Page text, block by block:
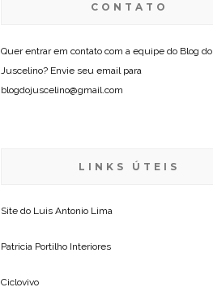
CONTATO
Quer entrar em contato com a equipe do Blog do
Juscelino? Envie seu email para
blogdojuscelino@gmail.com
LINKS ÚTEIS
Site do Luis Antonio Lima
Patricia Portilho Interiores
Ciclovivo